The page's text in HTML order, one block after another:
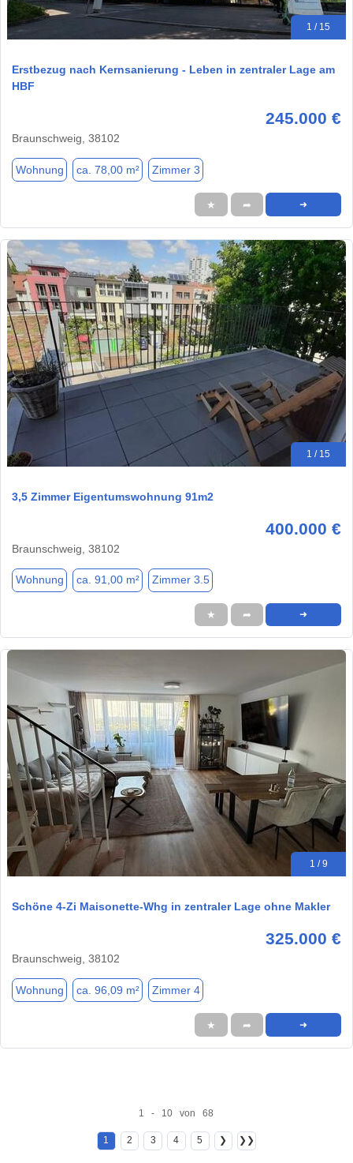
1 / 15
Erstbezug nach Kernsanierung - Leben in zentraler Lage am
HBF
245.000 €
Braunschweig, 38102
Wohnung ca. 78,00 m² Zimmer 3
★ ➦ ➜
1 / 15
3,5 Zimmer Eigentumswohnung 91m2
400.000 €
Braunschweig, 38102
Wohnung ca. 91,00 m² Zimmer 3.5
★ ➦ ➜
1 / 9
Schöne 4-Zi Maisonette-Whg in zentraler Lage ohne Makler
325.000 €
Braunschweig, 38102
Wohnung ca. 96,09 m² Zimmer 4
★ ➦ ➜
1 - 10 von 68
1 2 3 4 5 ❯ ❯❯